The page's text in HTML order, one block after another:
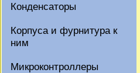
Конденсаторы
Корпуса и фурнитура к
ним
Микроконтроллеры